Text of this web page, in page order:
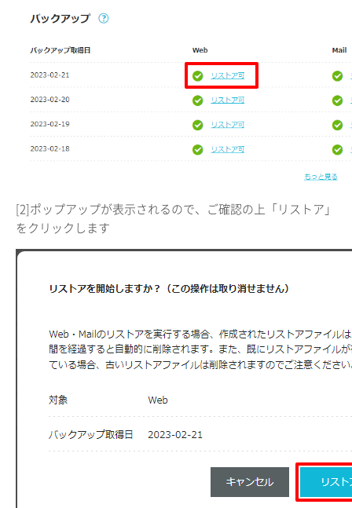
[2]ポップアップが表示されるので、ご確認の上「リストア」
をクリックします